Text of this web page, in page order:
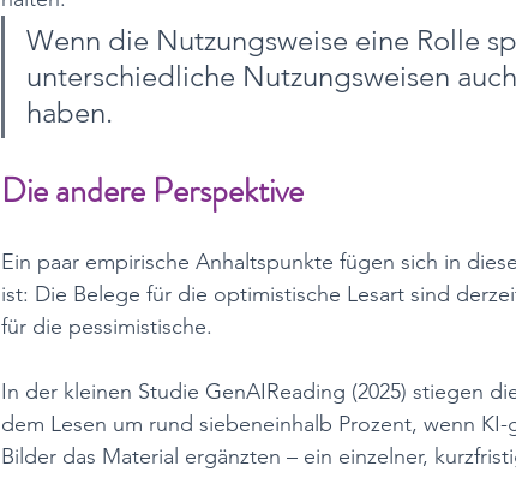
Wenn die Nutzungsweise eine Rolle
unterschiedliche Nutzungsweisen
haben.
Die andere Perspektive
Ein paar empirische Anhaltspunkte fügen sich in
ist: Die Belege für die optimistische Lesart sind
für die pessimistische.
In der kleinen Studie GenAIReading (2025) stiegen
dem Lesen um rund siebeneinhalb Prozent, wenn
Bilder das Material ergänzten – ein einzelner,